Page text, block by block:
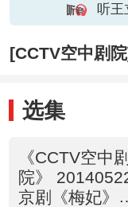
听王
[CCTV空中剧
选集
《CCTV空中
院》
京剧《梅妃》